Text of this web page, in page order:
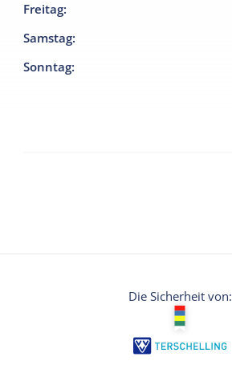
Freitag:
Samstag:
Sonntag:
Die Sicherheit von: